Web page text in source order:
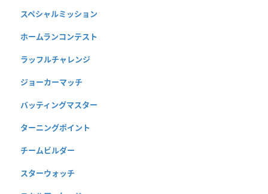
スペシャルミッション
ホームランコンテスト
ラッフルチャレンジ
ジョーカーマッチ
バッティングマスター
ターニングポイント
チームビルダー
スターウォッチ